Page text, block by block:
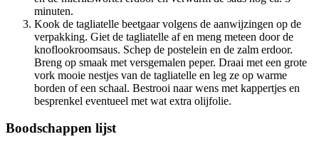
minuten.
Kook de tagliatelle beetgaar volgens de aanwijzingen op de
verpakking. Giet de tagliatelle af en meng meteen door de
knoflookroomsaus. Schep de postelein en de zalm erdoor.
Breng op smaak met versgemalen peper. Draai met een grote
vork mooie nestjes van de tagliatelle en leg ze op warme
borden of een schaal. Bestrooi naar wens met kappertjes en
besprenkel eventueel met wat extra olijfolie.
Boodschappen lijst